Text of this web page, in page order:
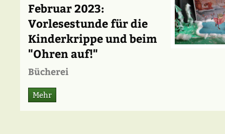
Februar 2023:
Vorlesestunde für die
Kinderkrippe und beim
"Ohren auf!"
Bücherei
Mehr